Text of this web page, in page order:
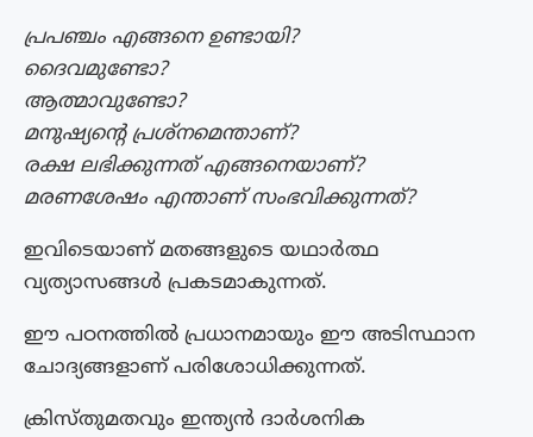
പ്രപഞ്ചം എങ്ങനെ ഉണ്ടായി?
ദൈവമുണ്ടോ?
ആത്മാവുണ്ടോ?
മനുഷ്യന്റെ പ്രശ്നമെന്താണ്?
രക്ഷ ലഭിക്കുന്നത് എങ്ങനെയാണ്?
മരണശേഷം എന്താണ് സംഭവിക്കുന്നത്?
ഇവിടെയാണ് മതങ്ങളുടെ യഥാർത്ഥ
വ്യത്യാസങ്ങൾ പ്രകടമാകുന്നത്.
ഈ പഠനത്തിൽ പ്രധാനമായും ഈ അടിസ്ഥാന
ചോദ്യങ്ങളാണ് പരിശോധിക്കുന്നത്.
ക്രിസ്തുമതവും ഇന്ത്യൻ ദാർശനിക